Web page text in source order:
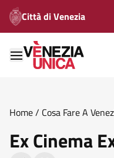
Città di Venezia
Home/ Cosa Fare A
Ex Cinema